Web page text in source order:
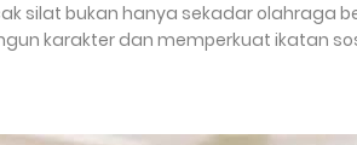
silat bukan hanya sekadar olahraga
karakter dan memperkuat ikatan